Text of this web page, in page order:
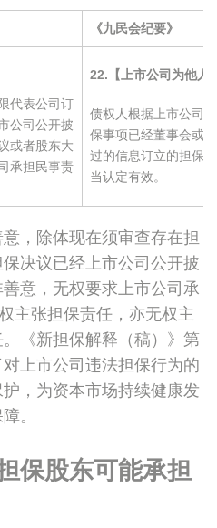
《九民会纪要》
代表公司订
公司公开披
或者股东大
承担民事责
22. 【上市公司为他人
债权人根据上市公司
保事项已经董事会或
过的信息订立的担保
当认定有效。
，除体现在须审查存在担
决议已经上市公司公开披
意，无权要求上市公司承
主张担保责任，亦无权主
《新担保解释（稿）》第
上市公司违法担保行为的
，为资本市场持续健康发
。
保股东可能承担